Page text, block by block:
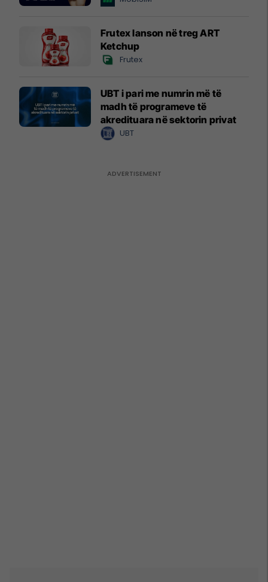
Frutex lanson në treg ART
Ketchup
Frutex
UBT i pari me numrin më të
madh të programeve të
akredituara në sektorin privat
UBT